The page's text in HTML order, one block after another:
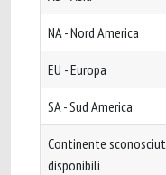
NA - Nord America
EU - Europa
SA - Sud America
Continente
disponibili